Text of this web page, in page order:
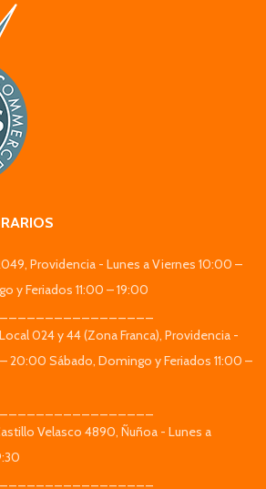
Providencia - Lunes a Viernes 10:00 –
y Feriados 11:00 – 19:00
024 y 44 (Zona Franca), Providencia -
20:00 Sábado, Domingo y Feriados 11:00 –
Velasco 4890, Ñuñoa - Lunes a